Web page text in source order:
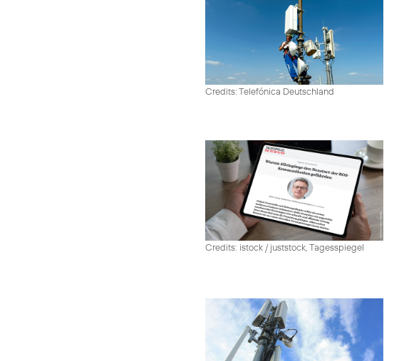
Credits: Telefónica Deutschland
Credits: istock / juststock, Tagesspiegel